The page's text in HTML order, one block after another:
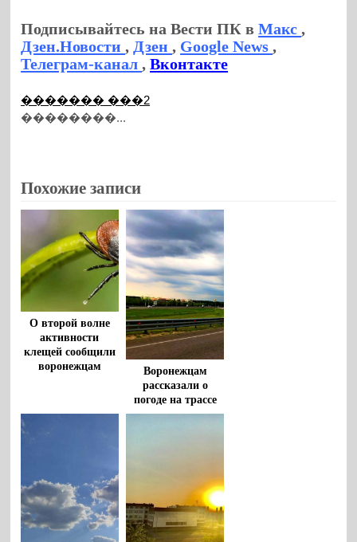
Подписывайтесь на Вести ПК вМакс,
Дзен.Новости, Дзен, Google News,
Телеграм-канал,Вконтакте
������� ���2
��������...
Похожие записи
О второй волне
активности
клещей сообщили
воронежцам
Воронежцам
рассказали о
погоде на трассе
М-4 «Дон» 5